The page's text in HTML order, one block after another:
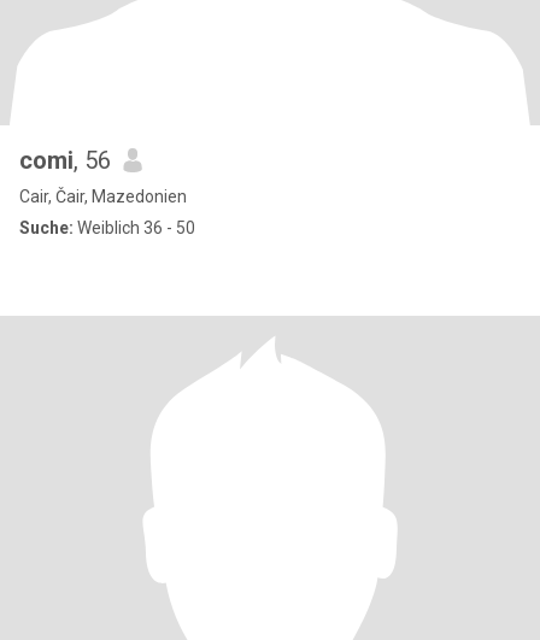
comi, 56
Cair, Čair, Mazedonien
Suche: Weiblich 36 - 50